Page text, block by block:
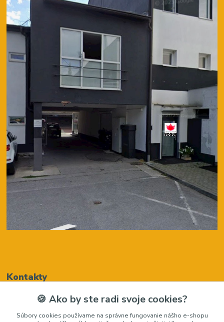
Kontakty
+421948050205
🍪 Ako by ste radi svoje cookies?
Súbory cookies používame na správne fungovanie nášho e-shopu